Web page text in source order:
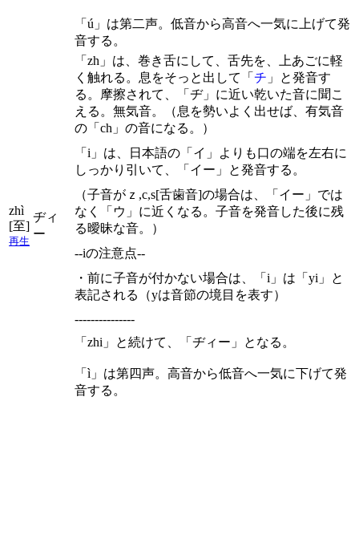
「ú」は第二声。低音から高音へ一気に上げて発
音する。
zhì
[至]
再生
ヂィ
ー
「zh」は、巻き舌にして、舌先を、上あごに軽
く触れる。息をそっと出して「 チ 」と発音す
る。摩擦されて、「ヂ」に近い乾いた音に聞こ
える。無気音。（息を勢いよく出せば、有気音
の「ch」の音になる。）
「i」は、日本語の「イ」よりも口の端を左右に
しっかり引いて、「イー」と発音する。
（子音がｚ,c,s[舌歯音]の場合は、「イー」では
なく「ウ」に近くなる。子音を発音した後に残
る曖昧な音。）
--iの注意点--
・前に子音が付かない場合は、「i」は「yi」と
表記される（yは音節の境目を表す）
---------------
「zhi」と続けて、「ヂィー」となる。
「ì」は第四声。高音から低音へ一気に下げて発
音する。